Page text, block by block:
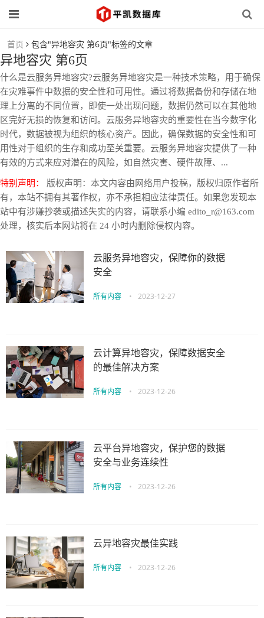
首页 包含"异地容灾 第6页"标签的文章
异地容灾 第6页
什么是云服务异地容灾?云服务异地容灾是一种技术策略，用于确保
在灾难事件中数据的安全性和可用性。通过将数据备份和存储在地
理上分离的不同位置，即使一处出现问题，数据仍然可以在其他地
区完好无损的恢复和访问。云服务异地容灾的重要性在当今数字化
时代，数据被视为组织的核心资产。因此，确保数据的安全性和可
用性对于组织的生存和成功至关重要。云服务异地容灾提供了一种
有效的方式来应对潜在的风险，如自然灾害、硬件故障、...
特别声明：
版权声明：本文内容由网络用户投稿，版权归原作者所
有，本站不拥有其著作权，亦不承担相应法律责任。如果您发现本
站中有涉嫌抄袭或描述失实的内容，请联系小编 edito_r@163.com
处理，核实后本网站将在 24 小时内删除侵权内容。
云服务异地容灾，保障你的数据
安全
所有内容 • 2023-12-27
云计算异地容灾，保障数据安全
的最佳解决方案
所有内容 • 2023-12-26
云平台异地容灾，保护您的数据
安全与业务连续性
所有内容 • 2023-12-26
云异地容灾最佳实践
所有内容 • 2023-12-26